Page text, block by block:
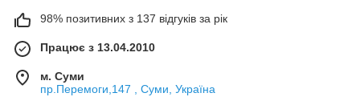
красиві тканини ви знайдете у нас.
- Турецька постільна білизна. Білизна з Туреччини
користується дуже високим попитом. Це викликано не
тільки досить привабливою ціною. Головне тут – якість.
Неймовірно красиві тканини з чітким малюнком, який не
98% позитивних з 137 відгуків за рік
Працює з 13.04.2010
м. Суми
пр.Перемоги,147 , Суми, Україна